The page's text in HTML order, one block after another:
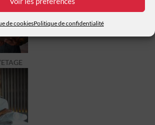
de cookiesPolitique de confidentialité